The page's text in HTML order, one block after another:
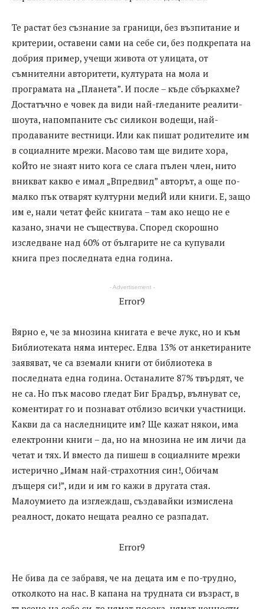
Те растат без съзнание за граници, без възпитание и
критерии, оставени сами на себе си, без подкрепата на
добрия пример, учещи живота от улицата, от
съмнителни авторитети, културата на мола и
програмата на „Планета”. И после – къде сбъркахме?
Достатъчно е човек да види най-гледаните реалити-
шоута, напомпаните със силикон водещи, най-
продаваните вестници. Или как пишат родителите им
в социалните мрежи. Масово там ще видите хора,
коЙто не знаят нито кога се слага пълен член, нито
вникват какво е имал „Впредвид” авторът, а още по-
малко пък отварят културни медиЙ или книги. Е, защо
им е, нали четат фейс книгата – там ако нещо не е
казано, значи не съществува. Според скорошно
изследване над 60% от българите не са купували
книга през последната една година.
- Advertisement -
Error9
Вярно е, че за мнозина книгата е вече лукс, но и към
Библиотеката няма интерес. Едва 13% от анкетираните
заявяват, че са вземали книги от библиотека в
последната една година. Останалите 87% твърдят, че
не са. Но пък масово гледат Биг Брадър, вълнуват се,
коментират го и познават отблизо всички участници.
Какви да са наследниците им? Ще кажат някои, има
електронни книги – да, но на мнозина не им личи да
четат и тях. И вместо да пишеш в социалните мрежи
истерично „Имам най-страхотния син!, Обичам
дъщеря си!”, иди и им го кажи в другата стая.
Малоумието да изглеждаш, създавайки измислена
реалност, докато нещата реално се разпадат.
Error9
Не бива да се забравя, че на децата им е по-трудно,
отколкото на нас. В капана на трудната си възраст, в